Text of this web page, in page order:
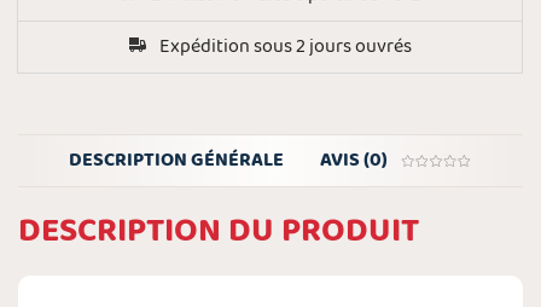
Expédition sous 2 jours ouvrés
DESCRIPTION GÉNÉRALE AVIS (0)
DESCRIPTION DU PRODUIT